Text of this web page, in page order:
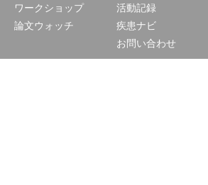
ワークショップ
論文ウォッチ
活動記録
疾患ナビ
お問い合わせ